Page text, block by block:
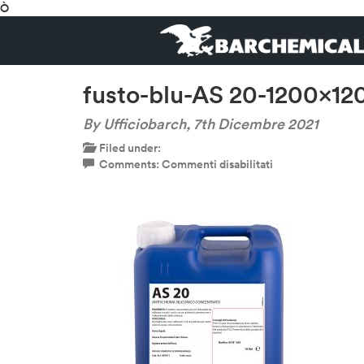
Ò
fusto-blu-AS 20-
By Ufficiobarch, 7th Dicembre 2021
Filed under:
Comments: Commenti disabilitati
20-
1200×1200